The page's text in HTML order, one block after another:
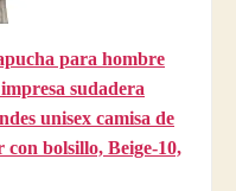
para hombre
sudadera
unisex camisa de
bolsillo, Beige-10,